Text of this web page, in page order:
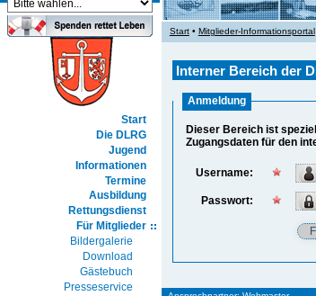
Start
Die DLRG
Jugend
Informationen
Termine
Ausbildung
Rettungsdienst
Für Mitglieder
Bildergalerie
Download
Gästebuch
Presseservice
Start• Mitglieder-Informationsportal
Interner Bereich der
Anmeldung
Dieser Bereich ist
Zugangsdaten für den
Username:
Passwort: